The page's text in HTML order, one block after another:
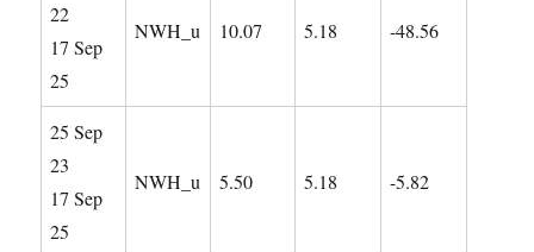
22
17 Sep
25
NWH_u 10.07 5.18 -48.56
25 Sep
23
17 Sep
25
NWH_u 5.50 5.18 -5.82